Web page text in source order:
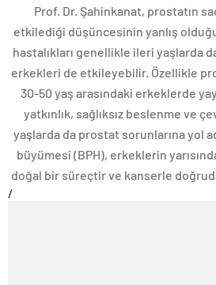
Prof. Dr. Şahinkanat, prostatın
etkilediği düşüncesinin yanlış
hastalıkları genellikle ileri yaşlarda
erkekleri de etkileyebilir. Özellikle
30-50 yaş arasındaki erkeklerde
yatkınlık, sağlıksız beslenme ve
yaşlarda da prostat sorunlarına yol
büyümesi (BPH), erkeklerin
doğal bir süreçtir ve kanserle
/